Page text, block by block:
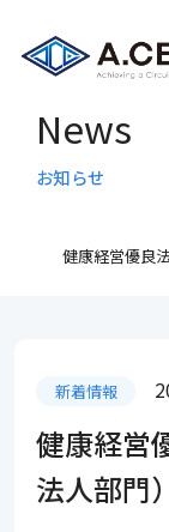
News
お知らせ
健康経営優良
新着情報
健康経営
法人部門